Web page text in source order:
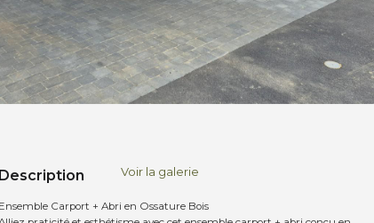
Voir la galerie
Description
Ensemble Carport + Abri en Ossature Bois